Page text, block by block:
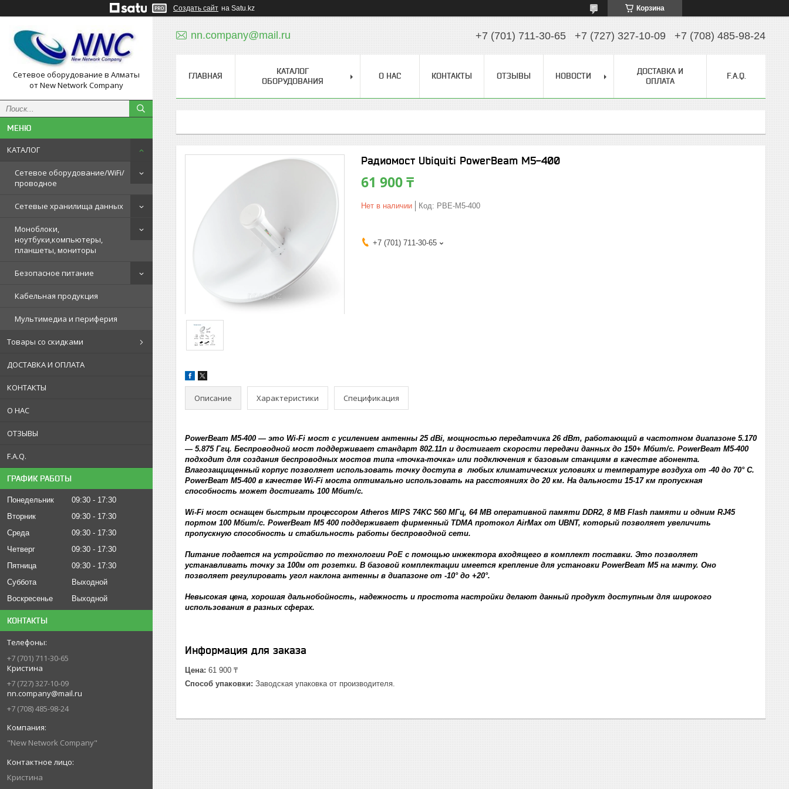
Создать сайт на Satu.kz Корзина
Сетевое оборудование в Алматы
от New Network Company
КАТАЛОГ
Сетевое оборудование/WiFi/
проводное
Сетевые хранилища данных
Моноблоки,
ноутбуки,компьютеры,
планшеты, мониторы
Безопасное питание
Кабельная продукция
Мультимедиа и периферия
Товары со скидками
ДОСТАВКА И ОПЛАТА
КОНТАКТЫ
О НАС
ОТЗЫВЫ
F.A.Q.
ГРАФИК РАБОТЫ
Понедельник 09:30
17:30
Вторник
09:30
17:30
Среда
09:30
17:30
Четверг
09:30
17:30
Пятница
09:30
17:30
Суббота
Выходной
Воскресенье
Выходной
КОНТАКТЫ
+7 (701) 711-30-65
Кристина
+7 (727) 327-10-09
nn.company@mail.ru
+7 (708) 485-98-24
"New Network Company"
Кристина
nn.company@mail.ru +7 (701) 711-30-65 +7 (727) 327-10-09 +7 (708) 485-98-24
ГЛАВНАЯ
КАТАЛОГ
ОБОРУДОВАНИЯ
О НАС КОНТАКТЫ ОТЗЫВЫ НОВОСТИ
ДОСТАВКА И
ОПЛАТА
F.A.Q.
Радиомост Ubiquiti PowerBeam M5-400
61 900 ₸
Нет в наличии Код: PBE-M5-400
+7 (701) 711-30-65
Описание Характеристики Спецификация
PowerBeam M5-400 — это Wi-Fi мост с усилением антенны 25 dBi, мощностью передатчика 26 dBm, работающий в частотном диапазоне 5.170
― 5.875 Ггц. Беспроводной мост поддерживает стандарт 802.11n и достигает скорости передачи данных до 150+ Мбит/с. PowerBeam M5-400
подходит для создания беспроводных мостов типа «точка-точка» или подключения к базовым станциям в качестве абонента.
Влагозащищенный корпус позволяет использовать точку доступа в любых климатических условиях и температуре воздуха от -40 до 70° C.
PowerBeam M5-400 в качестве Wi-Fi моста оптимально использовать на расстояниях до 20 км. На дальности 15-17 км пропускная
способность может достигать 100 Мбит/с.
Wi-Fi мост оснащен быстрым процессором Atheros MIPS 74KC 560 МГц, 64 MB оперативной памяти DDR2, 8 MB Flash памяти и одним RJ45
портом 100 Мбит/с. PowerBeam M5 400 поддерживает фирменный TDMA протокол AirMax от UBNT, который позволяет увеличить
пропускную способность и стабильность работы беспроводной сети.
Питание подается на устройство по технологии PoE с помощью инжектора входящего в комплект поставки. Это позволяет
устанавливать точку за 100м от розетки. В базовой комплектации имеется крепление для установки PowerBeam M5 на мачту. Оно
позволяет регулировать угол наклона антенны в диапазоне от -10° до +20°.
Невысокая цена, хорошая дальнобойность, надежность и простота настройки делают данный продукт доступным для широкого
использования в разных сферах.
Информация для заказа
Цена: 61 900 ₸
Способ упаковки: Заводская упаковка от производителя.